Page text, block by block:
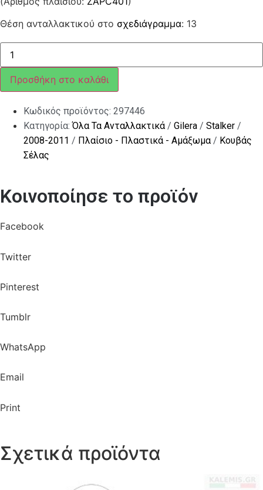
Θέση ανταλλακτικού στο σχεδιάγραμμα: 13
Απομονωτήρας
ποσότητα
Προσθήκη στο καλάθι
Κωδικός προϊόντος: 297446
Κατηγορία:Όλα Τα Ανταλλακτικά/ Gilera / Stalker /
2008-2011 / Πλαίσιο - Πλαστικά - Αμάξωμα/ Κουβάς
Σέλας
Κοινοποίησε το προϊόν
Facebook
Twitter
Pinterest
Tumblr
WhatsApp
Email
Print
Σχετικά προϊόντα